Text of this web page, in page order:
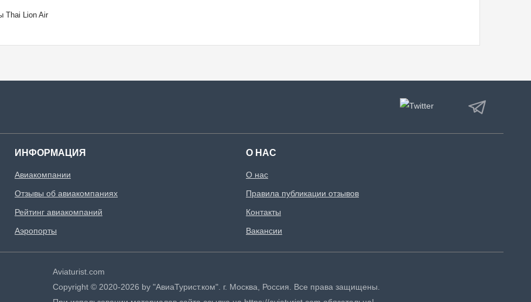
Thai Lion Air
ИНФОРМАЦИЯ
Авиакомпании
Отзывы об авиакомпаниях
Рейтинг авиакомпаний
Аэропорты
О НАС
О нас
Правила публикации отзывов
Контакты
Вакансии
Aviaturist.com
Copyright © 2020-2026 by "АвиаТурист.ком". г. Москва, Россия. Все права защищены.